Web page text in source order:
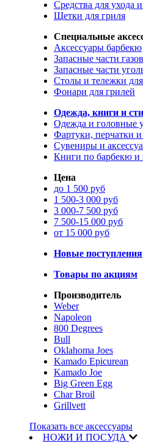
Средства для ухода
Щетки для гриля
Специальные
Аксессуары барбекю
Запасные части
Запасные части
Столы и тележки
Фонари для грилей
Одежда, книги и
Одежда и головные
Фартуки, перчатки
Сувениры и
Книги по барбекю и
Цена
до 1 500 руб
1 500-3 000 руб
3 000-7 500 руб
7 500-15 000 руб
от 15 000 руб
Новые поступления
Товары по акциям
Производитель
Weber
Napoleon
800 Degrees
Bull
Oklahoma Joes
Kamado Epicurean
Kamado Joe
Big Green Egg
Char Broil
Grillvett
Показать все аксессуары
НОЖИ И ПОСУДА